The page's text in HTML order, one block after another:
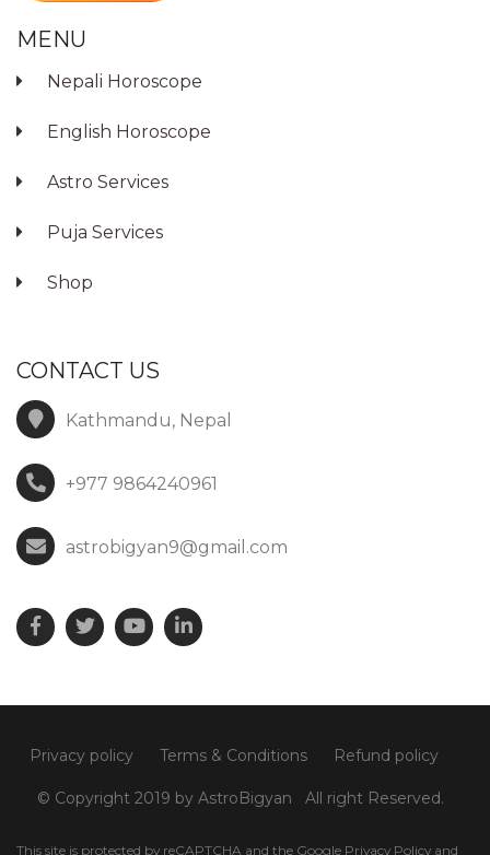
MENU
Nepali Horoscope
English Horoscope
Astro Services
Puja Services
Shop
CONTACT US
Kathmandu, Nepal
+977 9864240961
astrobigyan9@gmail.com
Privacy policy Terms & Conditions Refund policy
© Copyright 2019 by AstroBigyan All right Reserved.
This site is protected by reCAPTCHA and the Google Privacy Policy and